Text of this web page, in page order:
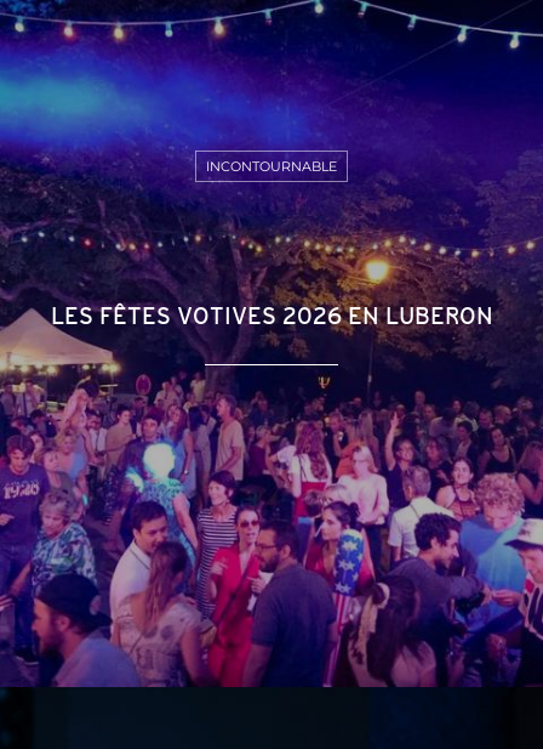
LES FÊTES VOTIVES 2026 EN LUBERON
INCONTOURNABLE